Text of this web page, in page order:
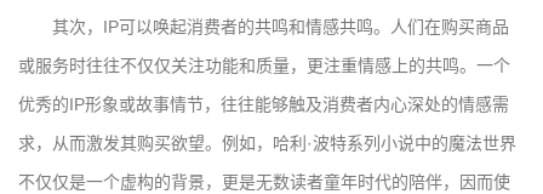
其次，IP可以唤起消费者的共鸣和情感共鸣。人们在购买商品
或服务时往往不仅仅关注功能和质量，更注重情感上的共鸣。一个
优秀的IP形象或故事情节，往往能够触及消费者内心深处的情感需
求，从而激发其购买欲望。例如，哈利·波特系列小说中的魔法世界
不仅仅是一个虚构的背景，更是无数读者童年时代的陪伴，因而使